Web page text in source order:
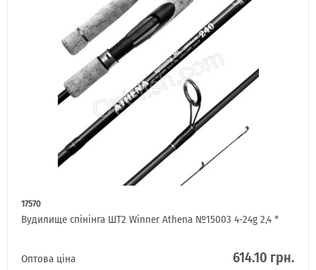
17570
Вудилище спінінга ШТ2 Winner Athena №15003 4-24g 2,4 *
Оптова ціна 614.10 грн.